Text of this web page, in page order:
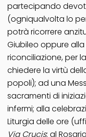
partecipando
(ogniqualvolta lo
potrà ricorrere
Giubileo oppure
riconciliazione, per
chiedere la virtù
popoli); ad una
sacramenti di
infermi; alla
Liturgia delle ore
Via Crucis; al